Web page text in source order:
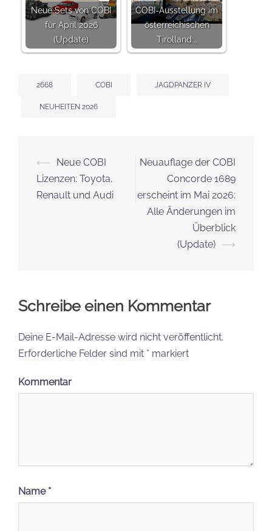
Neue Sets von COBI
für April 2026
(Update)
COBI-Ausstellung im
österreichischen
Tirolland:…
2668 COBI JAGDPANZER IV
NEUHEITEN 2026
Beitrags-
Navigation
⟵
Neue COBI
Lizenzen: Toyota,
Renault und Audi
Neuauflage der COBI
Concorde 1689
erscheint im Mai 2026:
Alle Änderungen im
Überblick
(Update) ⟶
Schreibe einen Kommentar
Deine E-Mail-Adresse wird nicht veröffentlicht.
Erforderliche Felder sind mit * markiert
Kommentar
Name *